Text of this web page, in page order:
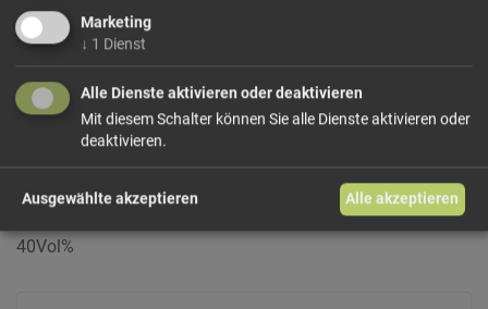
Walcher
Feiner Edelbrand ausschließlich aus handverlesenen
besonders mild präsentiert sich der Williams Christ
Edelbrand am Gaumen. Er ist ein Klassiker unter den
Südtiroler Edelbränden.
Empfohlenes Glas: Tulpenförmiges Obstbrandglas
40Vol%
Marketing
↓ 1 Dienst
Alle Dienste aktivieren oder deaktivieren
Mit diesem Schalter können Sie alle Dienste aktivieren oder
deaktivieren.
Ausgewählte akzeptieren Alle akzeptieren